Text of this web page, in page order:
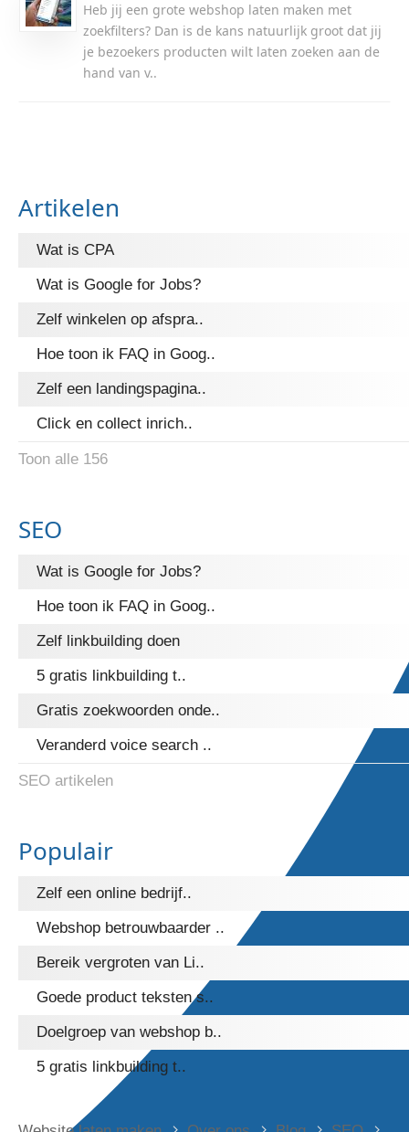
Heb jij een grote webshop laten maken met
zoekfilters? Dan is de kans natuurlijk groot dat jij
je bezoekers producten wilt laten zoeken aan de
hand van v..
Artikelen
Wat is CPA
Wat is Google for Jobs?
Zelf winkelen op afspra..
Hoe toon ik FAQ in Goog..
Zelf een landingspagina..
Click en collect inrich..
Toon alle 156
SEO
Wat is Google for Jobs?
Hoe toon ik FAQ in Goog..
Zelf linkbuilding doen
5 gratis linkbuilding t..
Gratis zoekwoorden onde..
Veranderd voice search ..
SEO artikelen
Populair
Zelf een online bedrijf..
Webshop betrouwbaarder ..
Bereik vergroten van Li..
Goede product teksten s..
Doelgroep van webshop b..
5 gratis linkbuilding t..